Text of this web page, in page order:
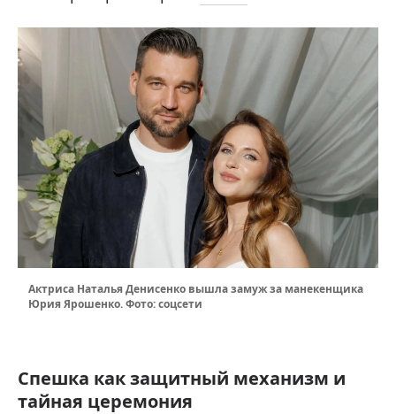
Актриса Наталья Денисенко вышла замуж за манекенщика
Юрия Ярошенко. Фото: соцсети
Спешка как защитный механизм и
тайная церемония